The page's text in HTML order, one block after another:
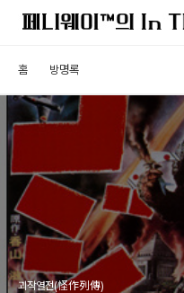
홈 방명록
괴작열전(怪作列傳)